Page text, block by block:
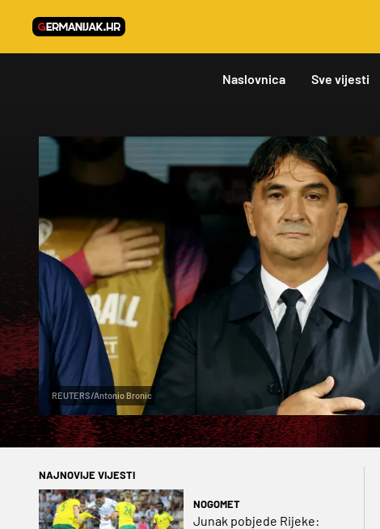
Naslovnica Sve vijesti
REUTERS/Antonio Bronic
NAJNOVIJE VIJESTI
NOGOMET
Junak pobjede Rijeke: